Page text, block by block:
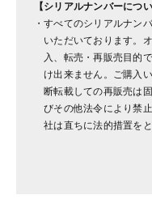
【シリアルナンバーについ
すべてのシリアルナン
いただいております。
入、転売・再販売目的
け出来ません。ご購入
断転載しての再販売は
びその他法令により禁
社は直ちに法的措置を